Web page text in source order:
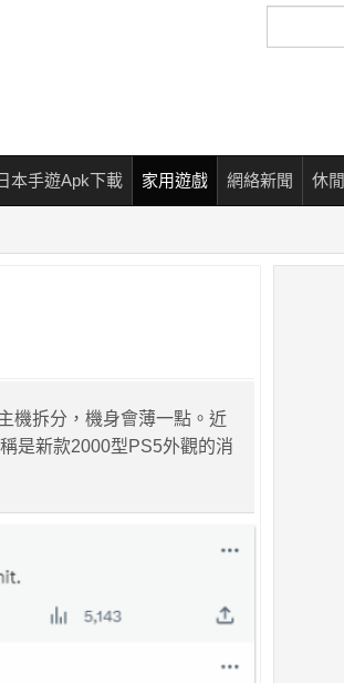
尋
本手遊Apk下載 家用遊戲 網絡新聞 休
機拆分，機身會薄一點。近
是新款2000型PS5外觀的消